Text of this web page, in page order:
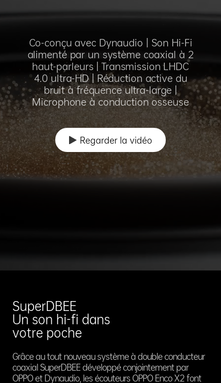
Co-conçu avec Dynaudio | Son Hi-Fi
alimenté par un système coaxial à 2
haut-parleurs | Transmission LHDC
4.0 ultra-HD | Réduction active du
bruit à fréquence ultra-large |
Microphone à conduction osseuse
Regarder la vidéo
SuperDBEE
Un son hi-fi dans
votre poche
Grâce au tout nouveau système à double conducteur
coaxial SuperDBEE développé conjointement par
OPPO et Dynaudio, les écouteurs OPPO Enco X2 font
Plongez dans des basses
profondes
aimantUn son pur
et richeen détails